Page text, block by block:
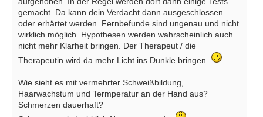
gemacht. Da kann dein Verdacht dann ausgeschlossen
oder erhärtet werden. Fernbefunde sind ungenau und nicht
wirklich möglich. Hypothesen werden wahrscheinlich auch
nicht mehr Klarheit bringen. Der Therapeut / die
Therapeutin wird da mehr Licht ins Dunkle bringen.
Wie sieht es mit vermehrter Schweißbildung,
Haarwachstum und Termperatur an der Hand aus?
Schmerzen dauerhaft?